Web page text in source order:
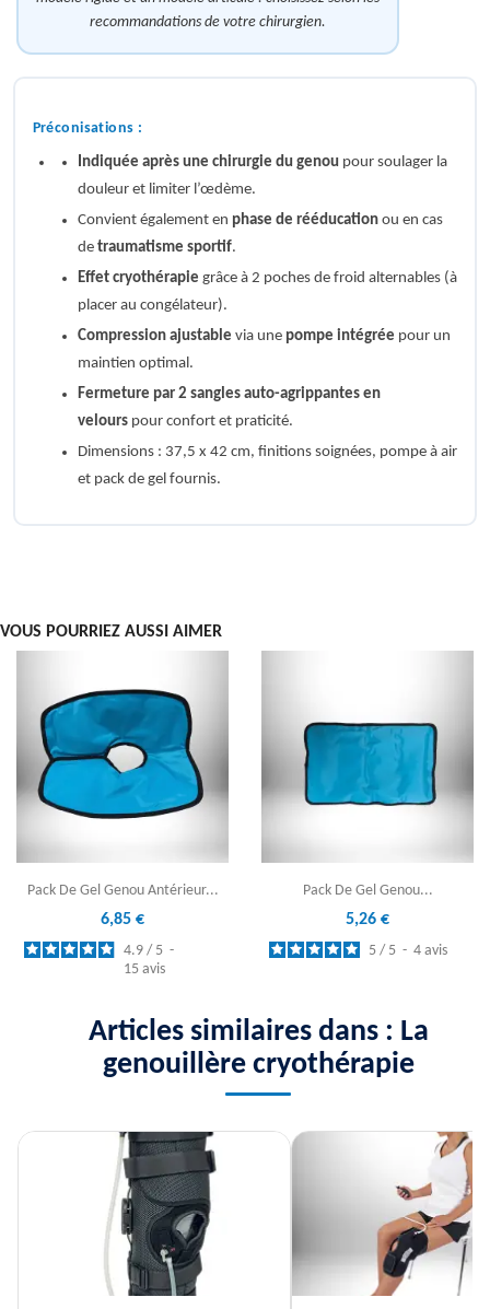
recommandations de votre chirurgien.
Préconisations :
Indiquée après une chirurgie du genoupour soulager la
douleur et limiter l’œdème.
Convient également en phase de rééducationou en cas
de traumatisme sportif.
Effet cryothérapie grâce à 2 poches de froid alternables (à
placer au congélateur).
Compression ajustable via une pompe intégrée pour un
maintien optimal.
Fermeture par 2 sangles auto-agrippantes en
velourspour confort et praticité.
Dimensions : 37,5 x 42 cm, finitions soignées, pompe à air
et pack de gel fournis.
VOUS POURRIEZ AUSSI AIMER
Pack De Gel Genou Antérieur...
6,85 €
4.9 / 5 -
15 avis
Pack De Gel Genou...
5,26 €
5 / 5 - 4 avis
Articles similaires dans : La
genouillère cryothérapie